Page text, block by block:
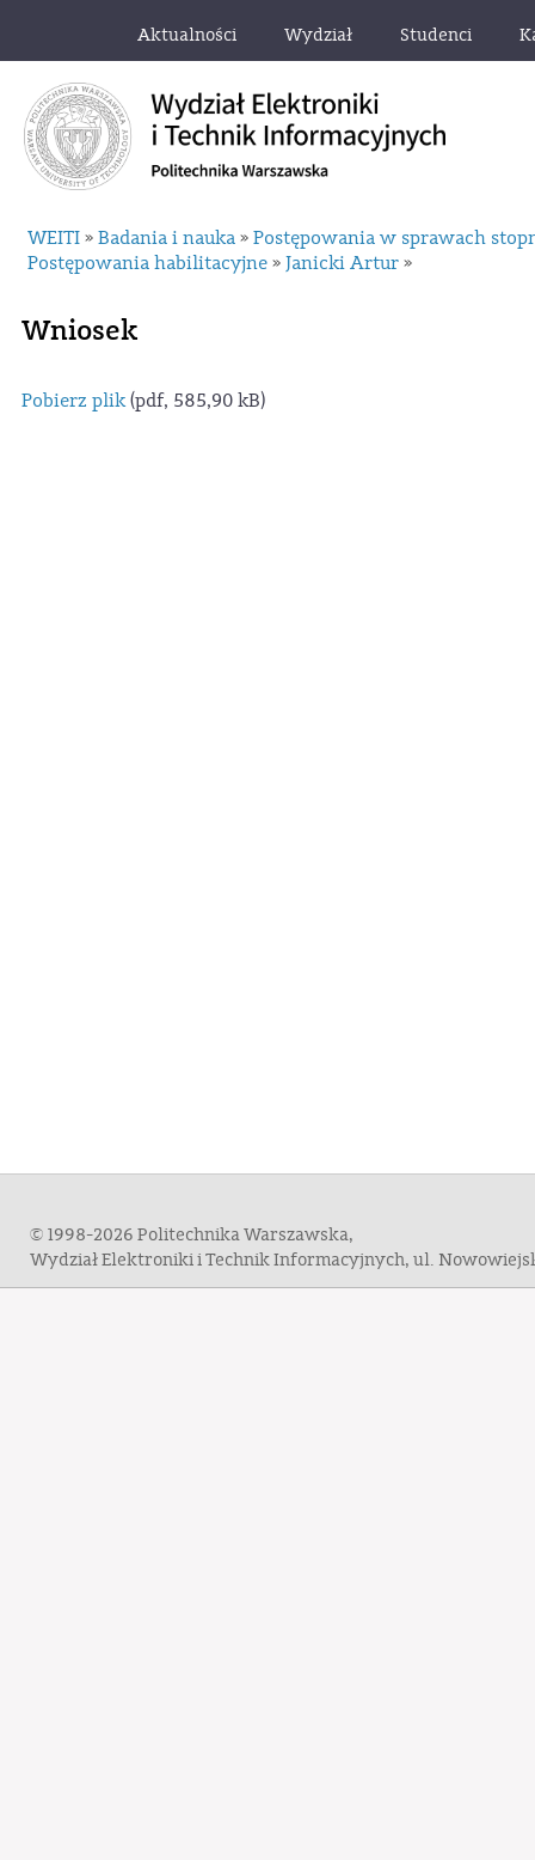
Aktualności Wydział Studenci
WEITI » Badania i nauka » Postępowania w sprawach
Postępowania habilitacyjne » Janicki Artur »
Wniosek
Pobierz plik(pdf, 585,90 kB)
© 1998-2026 Politechnika Warszawska,
Wydział Elektroniki i Technik Informacyjnych, ul.